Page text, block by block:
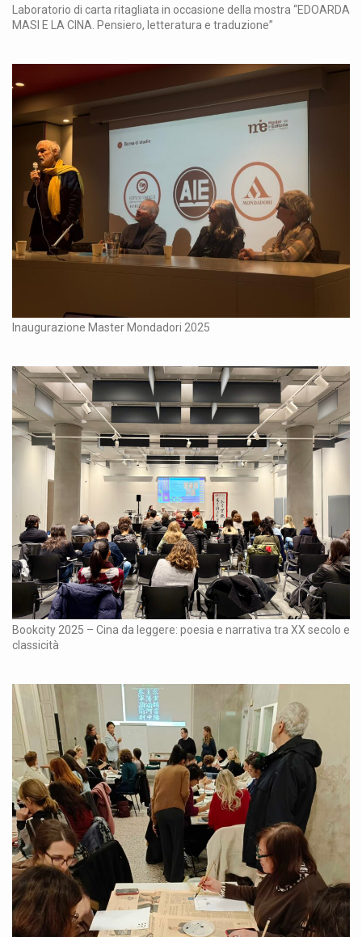
Laboratorio di carta ritagliata in occasione della mostra “EDOARDA
MASI E LA CINA. Pensiero, letteratura e traduzione”
Inaugurazione Master Mondadori 2025
Bookcity 2025 – Cina da leggere: poesia e narrativa tra XX secolo e
classicità